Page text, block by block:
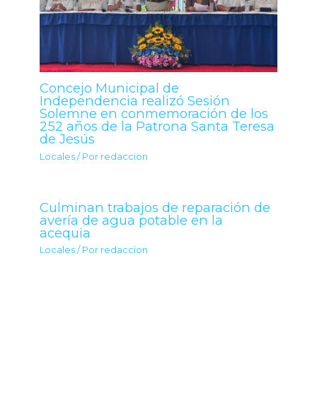
Concejo Municipal de
Independencia realizó Sesión
Solemne en conmemoración de los
252 años de la Patrona Santa Teresa
de Jesús
Locales / Por redaccion
Culminan trabajos de reparación de
avería de agua potable en la
acequia
Locales / Por redaccion